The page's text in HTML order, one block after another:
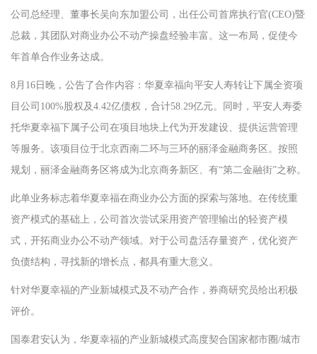
公司总经理、董事长吴向东加盟公司，出任公司首席执行官(CEO)暨
总裁，其团队对商业办公不动产操盘经验丰富。这一布局，促使今
年首单合作业务达成。
8月16日晚，公告了合作内容：华夏幸福向平安人寿转让下属全资项
目公司100%股权及4.42亿债权，合计58.29亿元。同时，平安人寿委
托华夏幸福下属子公司在项目地块上代为开发建设、提供运营管理
等服务。该项目位于北京西南二环与三环的丽泽金融商务区。按照
规划，丽泽金融商务区将成为北京商务新区、有“第二金融街”之称。
此单业务标志着华夏幸福在商业办公方面的探索与落地。在传统重
资产模式的基础上，公司首次尝试采用资产管理输出的轻资产模
式，开拓商业办公不动产领域。对于公司盘活存量资产，优化资产
负债结构，寻找新的增长点，都具有重大意义。
针对华夏幸福的产业新城模式及不动产合作，券商研究员给出积极
评价。
国泰君安认为，华夏幸福的产业新城模式高度契合国家都市圈/城市